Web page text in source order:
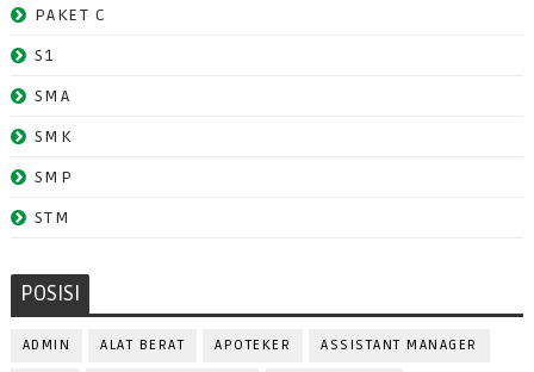
PAKET C
S1
SMA
SMK
SMP
STM
POSISI
ADMIN ALAT BERAT APOTEKER ASSISTANT MANAGER